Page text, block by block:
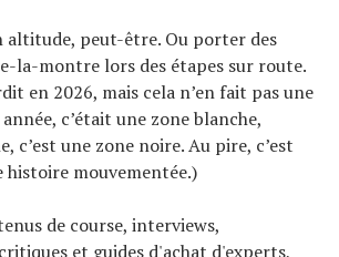
peut-être. Ou porter des
la-montre lors des étapes sur route.
en 2026, mais cela n’en fait pas une
c’était une zone blanche,
c’est une zone noire. Au pire, c’est
histoire mouvementée.)
de course, interviews,
et guides d'achat d'experts,